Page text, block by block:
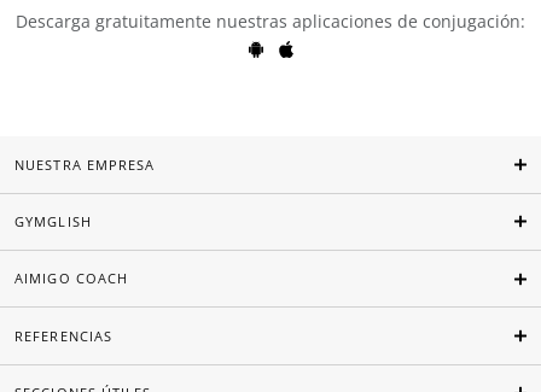
Descarga gratuitamente nuestras aplicaciones de conjugación:
NUESTRA EMPRESA
GYMGLISH
AIMIGO COACH
REFERENCIAS